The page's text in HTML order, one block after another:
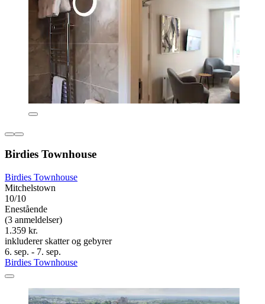
Birdies Townhouse
Birdies Townhouse
Mitchelstown
10/10
Enestående
(3 anmeldelser)
1.359 kr.
inkluderer skatter og gebyrer
6. sep. - 7. sep.
Birdies Townhouse